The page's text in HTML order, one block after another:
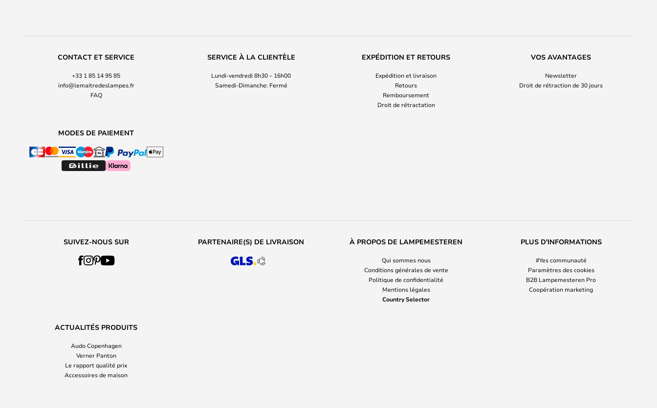
CONTACT ET SERVICE
+33 1 85 14 95 85
info@lemaitredeslampes.fr
FAQ
SERVICE À LA CLIENTÈLE
Lundi-vendredi 8h30 – 16h00
Samedi-Dimanche: Fermé
EXPÉDITION ET RETOURS
Expédition et livraison
Retours
Remboursement
Droit de rétractation
VOS AVANTAGES
Newsletter
Droit de rétraction de 30 jours
MODES DE PAIEMENT
SUIVEZ-NOUS SUR PARTENAIRE(S) DE LIVRAISON À PROPOS DE LAMPEMESTEREN
Qui sommes nous
Conditions générales de vente
Politique de confidentialité
Mentions légales
Country Selector
PLUS D'INFORMATIONS
#Yes communauté
Paramètres des cookies
B2B Lampemesteren Pro
Coopération marketing
ACTUALITÉS PRODUITS
Audo Copenhagen
Verner Panton
Le rapport qualité prix
Accessoires de maison